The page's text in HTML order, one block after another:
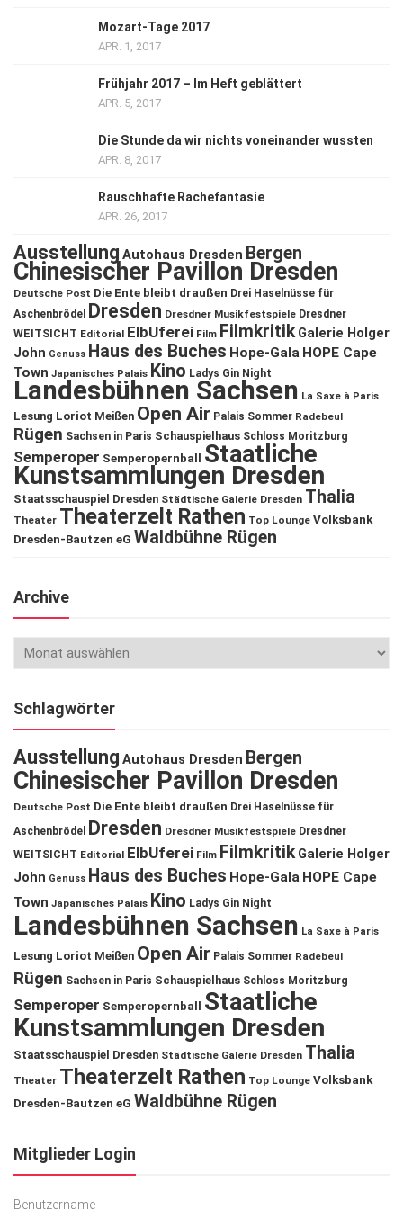
Mozart-Tage 2017
APR. 1, 2017
Frühjahr 2017 – Im Heft geblättert
APR. 5, 2017
Die Stunde da wir nichts voneinander wussten
APR. 8, 2017
Rauschhafte Rachefantasie
APR. 26, 2017
Ausstellung Autohaus Dresden Bergen
Chinesischer Pavillon Dresden
Deutsche Post Die Ente bleibt draußen Drei Haselnüsse für
Aschenbrödel
Dresden Dresdner Musikfestspiele Dresdner
WEITSICHT Editorial ElbUferei Film Filmkritik Galerie Holger
John Genuss Haus des Buches Hope-Gala HOPE Cape
Town Japanisches Palais Kino Ladys Gin Night
Landesbühnen Sachsen La Saxe à Paris
Lesung Loriot Meißen Open Air Palais Sommer Radebeul
Rügen Sachsen in Paris Schauspielhaus Schloss Moritzburg
Semperoper Semperopernball Staatliche
Kunstsammlungen Dresden
Staatsschauspiel Dresden Städtische Galerie Dresden Thalia
Theater Theaterzelt Rathen Top Lounge Volksbank
Dresden-Bautzen eG Waldbühne Rügen
Archive
Schlagwörter
Ausstellung Autohaus Dresden Bergen
Chinesischer Pavillon Dresden
Deutsche Post Die Ente bleibt draußen Drei Haselnüsse für
Aschenbrödel
Dresden Dresdner Musikfestspiele Dresdner
WEITSICHT Editorial ElbUferei Film Filmkritik Galerie Holger
John Genuss Haus des Buches Hope-Gala HOPE Cape
Town Japanisches Palais Kino Ladys Gin Night
Landesbühnen Sachsen La Saxe à Paris
Lesung Loriot Meißen Open Air Palais Sommer Radebeul
Rügen Sachsen in Paris Schauspielhaus Schloss Moritzburg
Semperoper Semperopernball
Staatliche
Kunstsammlungen Dresden
Staatsschauspiel Dresden Städtische Galerie Dresden Thalia
Theater Theaterzelt Rathen Top Lounge Volksbank
Dresden-Bautzen eG Waldbühne Rügen
Mitglieder Login
Benutzername